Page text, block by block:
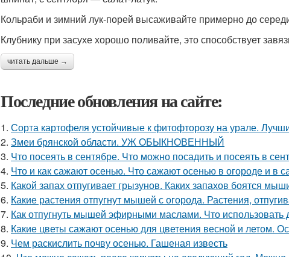
Кольраби и зимний лук-порей высаживайте примерно до
Клубнику при засухе хорошо поливайте, это способствует
читать дальше →
Последние обновления на сайте:
1. Сорта картофеля устойчивые к фитофторозу на урале.
2. Змеи брянской области. УЖ ОБЫКНОВЕННЫЙ
3. Что посеять в сентябре. Что можно посадить и посеять в
4. Что и как сажают осенью. Что сажают осенью в огороде и в
5. Какой запах отпугивает грызунов. Каких запахов боятся
6. Какие растения отпугнут мышей с огорода. Растения,
7. Как отпугнуть мышей эфирными маслами. Что
8. Какие цветы сажают осенью для цветения весной и летом.
9. Чем раскислить почву осенью. Гашеная известь